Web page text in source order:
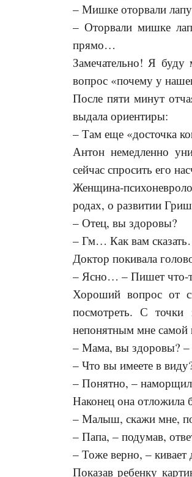
– Мишке оторвали
– Оторвали мишке
прямо…
Замечательно! Я буду
вопрос «почему у
После пяти минут
выдала ориентиры:
– Там еще «досточка
Антон немедленно
сейчас спросить его
Женщина-
родах, о развитии
– Отец, вы здоровы?
– Гм… Как вам
Доктор покивала
– Ясно… – Пишет что-
Хороший вопрос от
посмотреть. С
непонятным мне самой
– Мама, вы здоровы? –
– Что вы имеете в
– Понятно, –
Наконец она отложила
– Малыш, скажи мне,
– Папа, – подумав,
– Тоже верно, – кивает
Показав ребенку